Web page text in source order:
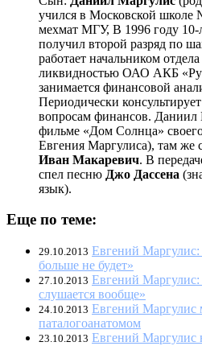
учился в Московской школе
мехмат МГУ, В 1996 году
получил второй разряд по
работает начальником
ликвидностью ОАО АКБ
занимается финансовой
Периодически
вопросам финансов. Даниил
фильме «Дом Солнца»
Евгения Маргулиса), там же
Иван Макаревич. В
спел песню Джо Дассена
язык).
Еще по теме:
29.10.2013 Евгений
больше не будет»
27.10.2013 Евгений Маргулис:
слушается вообще»
24.10.2013 Евгений Маргулис
паталогоанатомом
23.10.2013 Евгений Маргулис